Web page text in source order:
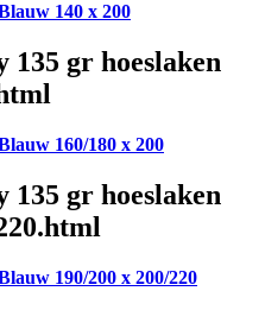
140 x 200
135 gr hoeslaken
160/180 x 200
135 gr hoeslaken
190/200 x 200/220